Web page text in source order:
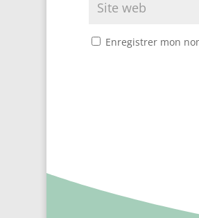
Enregistrer mon